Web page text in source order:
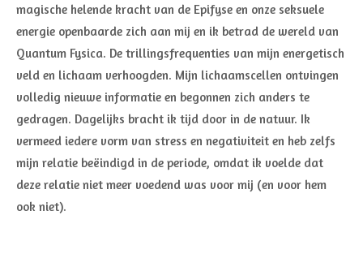
magische helende kracht van de Epifyse en onze seksuele
energie openbaarde zich aan mij en ik betrad de wereld van
Quantum Fysica. De trillingsfrequenties van mijn energetisch
veld en lichaam verhoogden. Mijn lichaamscellen ontvingen
volledig nieuwe informatie en begonnen zich anders te
gedragen. Dagelijks bracht ik tijd door in de natuur. Ik
vermeed iedere vorm van stress en negativiteit en heb zelfs
mijn relatie beëindigd in de periode, omdat ik voelde dat
deze relatie niet meer voedend was voor mij (en voor hem
ook niet).